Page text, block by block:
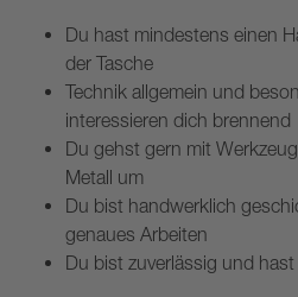
Du hast mindestens einen
der Tasche
Technik allgemein und
interessieren dich brennend
Du gehst gern mit
Metall um
Du bist handwerklich
genaues Arbeiten
Du bist zuverlässig und